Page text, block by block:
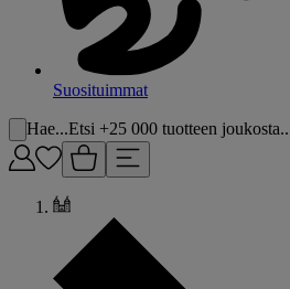
Suosituimmat
Hae...Etsi +25 000 tuotteen